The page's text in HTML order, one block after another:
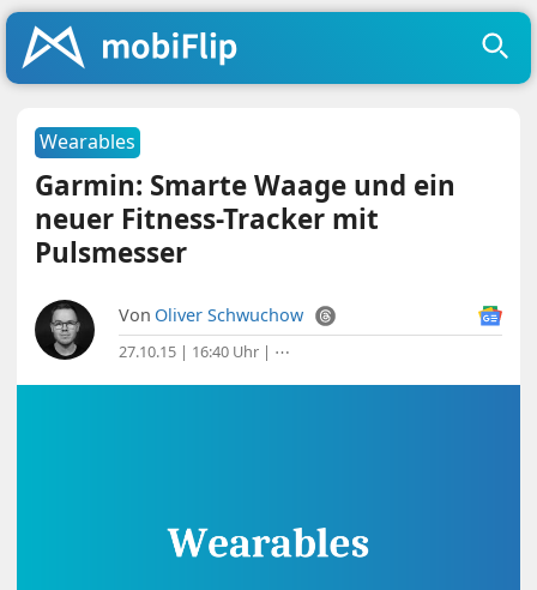
Wearables
Garmin: Smarte Waage und ein
neuer Fitness-Tracker mit
Pulsmesser
Von Oliver Schwuchow
27.10.15 | 16:40 Uhr | ⋯